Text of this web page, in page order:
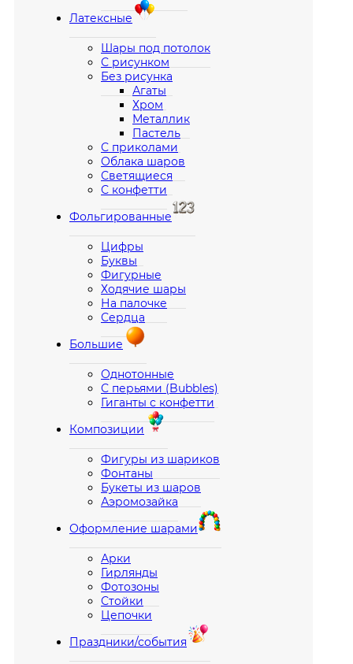
Латексные
Шары под потолок
С рисунком
Без рисунка
Агаты
Хром
Металлик
Пастель
С приколами
Облака шаров
Светящиеся
С конфетти
Фольгированные
Цифры
Буквы
Фигурные
Ходячие шары
На палочке
Сердца
Большие
Однотонные
С перьями (Bubbles)
Гиганты с конфетти
Композиции
Фигуры из шариков
Фонтаны
Букеты из шаров
Аэромозайка
Оформление шарами
Арки
Гирлянды
Фотозоны
Стойки
Цепочки
Праздники/события